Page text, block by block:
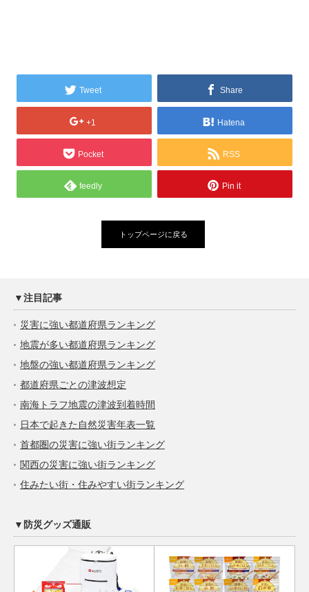
Tweet Share
+1 Hatena
Pocket RSS
feedly Pin it
トップページに戻る
▼注目記事
災害に強い都道府県ランキング
地震が多い都道府県ランキング
地盤の強い都道府県ランキング
都道府県ごとの津波想定
南海トラフ地震の津波到着時間
日本で起きた自然災害年表一覧
首都圏の災害に強い街ランキング
関西の災害に強い街ランキング
住みたい街・住みやすい街ランキング
▼防災グッズ通販